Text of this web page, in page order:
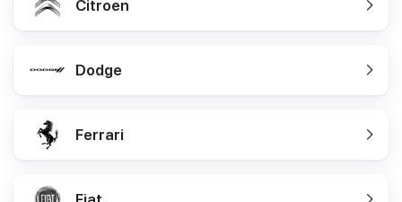
Citroen
Dodge
Ferrari